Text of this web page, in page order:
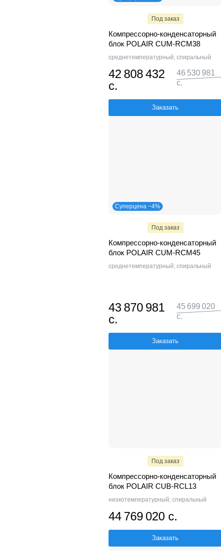
Под заказ
Компрессорно-конденсаторный
блок POLAIR CUM-RCM38
среднетемпературный; спиральный
42 808 432
с.
46 530 981
с.
Заказать
Суперцена −4%
Под заказ
Компрессорно-конденсаторный
блок POLAIR CUM-RCM45
среднетемпературный; спиральный
43 870 981
с.
45 699 020
с.
Заказать
Под заказ
Компрессорно-конденсаторный
блок POLAIR CUB-RCL13
низкотемпературный; спиральный
44 769 020 с.
Заказать